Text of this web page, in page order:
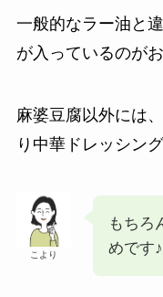
一般的なラー油と違
が入っているのが
麻婆豆腐以外には
り中華ドレッシン
こより
もちろ
めです♪